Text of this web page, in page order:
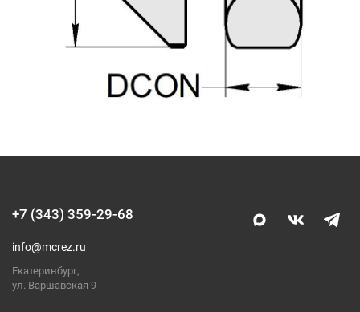
+7 (343) 359-29-68
info@mcrez.ru
Екатеринбург,
ул. Варшавская 9